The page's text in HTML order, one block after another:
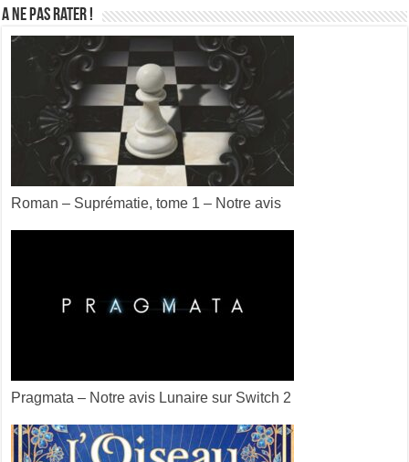
A ne pas rater !
Roman – Suprématie, tome 1 – Notre avis
Pragmata – Notre avis Lunaire sur Switch 2